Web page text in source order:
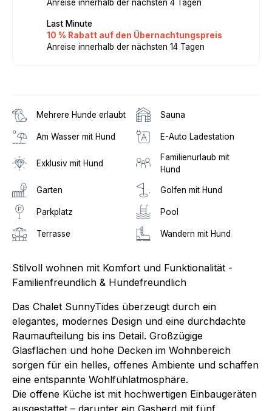
Anreise innerhalb der nächsten 4 Tagen
Last Minute
10 % Rabatt auf den Übernachtungspreis
Anreise innerhalb der nächsten 14 Tagen
Mehrere Hunde erlaubt Sauna
Am Wasser mit Hund E-Auto Ladestation
Exklusiv mit Hund
Familienurlaub mit
Hund
Garten Golfen mit Hund
Parkplatz Pool
Terrasse Wandern mit Hund
Stilvoll wohnen mit Komfort und Funktionalität -
Familienfreundlich & Hundefreundlich
Das Chalet SunnyTides überzeugt durch ein
elegantes, modernes Design und eine durchdachte
Raumaufteilung bis ins Detail. Großzügige
Glasflächen und hohe Decken im Wohnbereich
sorgen für ein helles, offenes Ambiente und schaffen
eine entspannte Wohlfühlatmosphäre.
Die offene Küche ist mit hochwertigen Einbaugeräten
ausgestattet – darunter ein Gasherd mit fünf